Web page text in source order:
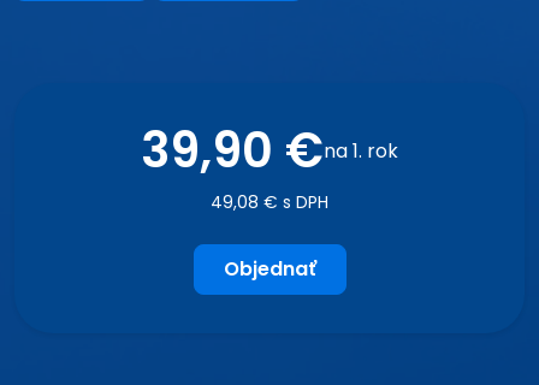
39,90 €na 1. rok
49,08 € s DPH
Objednať